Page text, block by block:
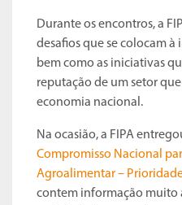
Durante os encontros, a
desafios que se colocam
bem como as iniciativas
reputação de um setor
economia nacional.
Na ocasião, a FIPA
Compromisso Nacional
Agroalimentar –
contem informação muito